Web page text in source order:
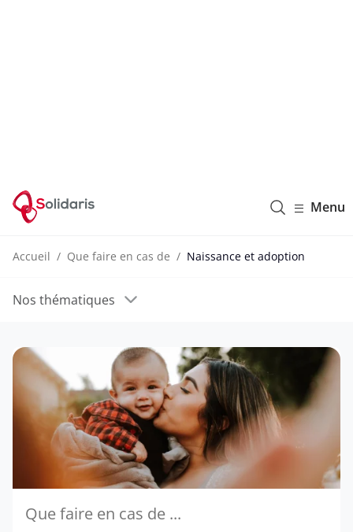
Menu
Accueil Que faire en cas de Naissance et adoption
Nos thématiques
Que faire en cas de ...